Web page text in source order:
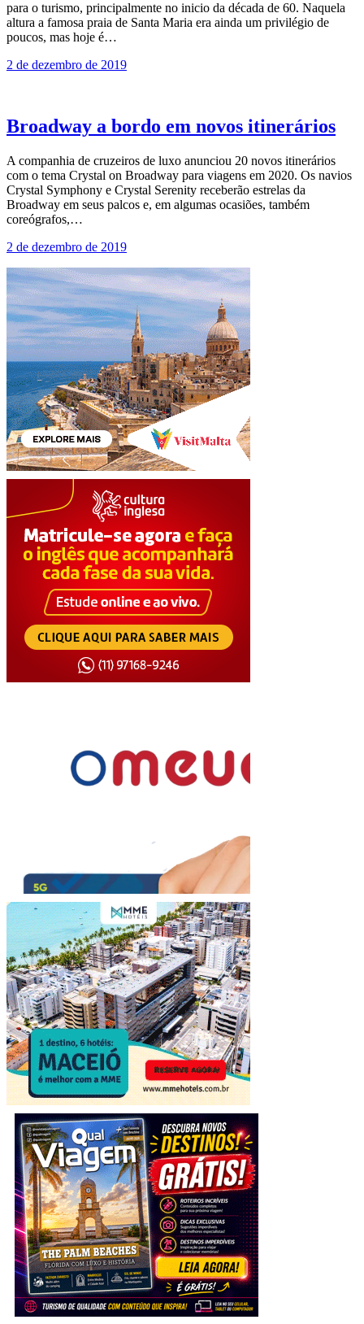
para o turismo, principalmente no inicio da década de 60. Naquela
altura a famosa praia de Santa Maria era ainda um privilégio de
poucos, mas hoje é…
2 de dezembro de 2019
Broadway a bordo em novos itinerários
A companhia de cruzeiros de luxo anunciou 20 novos itinerários
com o tema Crystal on Broadway para viagens em 2020. Os navios
Crystal Symphony e Crystal Serenity receberão estrelas da
Broadway em seus palcos e, em algumas ocasiões, também
coreógrafos,…
2 de dezembro de 2019